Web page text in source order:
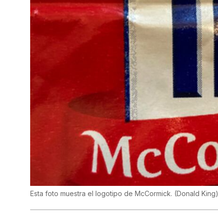
Esta foto muestra el logotipo de McCormick. (Donald King